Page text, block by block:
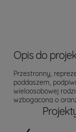
Opis do
Przestronny,
poddaszem,
wieloosobowej
wzbogacona o